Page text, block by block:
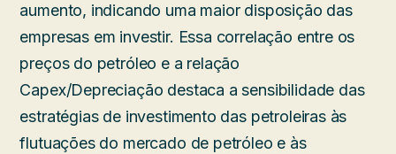
aumento, indicando uma maior disposição das
empresas em investir. Essa correlação entre os
preços do petróleo e a relação
Capex/Depreciação destaca a sensibilidade das
estratégias de investimento das petroleiras às
flutuações do mercado de petróleo e às